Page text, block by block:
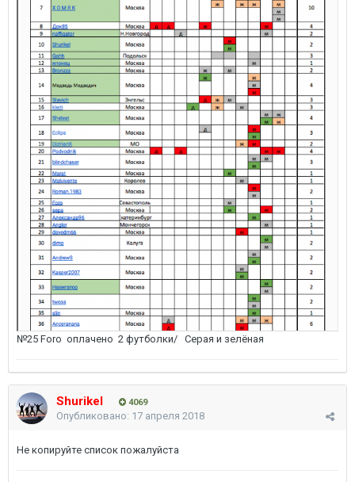
№25 Foro оплачено 2 футболки/ Серая и зелёная
Shurikel 4069
Опубликовано: 17 апреля 2018
Не копируйте список пожалуйста